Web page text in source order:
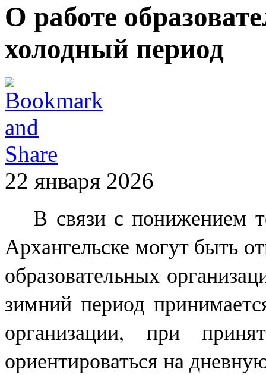
О работе
холодный период
22 января 2026
В связи с понижением
Архангельске могут быть
образовательных
зимний период
организации, при
ориентироваться на